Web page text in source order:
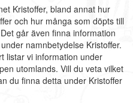
Kristoffer, bland annat hur
och hur många som döpts till
går även finna information
namnbetydelse Kristoffer.
listar vi information under
utomlands. Vill du veta vilket
du finna detta under Kristoffer